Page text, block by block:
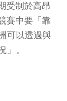
受制於高昂
賽中要「靠
可以透過與
」。